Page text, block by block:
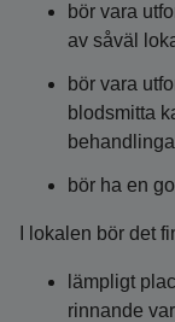
bör vara
av såväl
bör vara
blodsmitta
bör ha en
I lokalen bör det
lämpligt
rinnande